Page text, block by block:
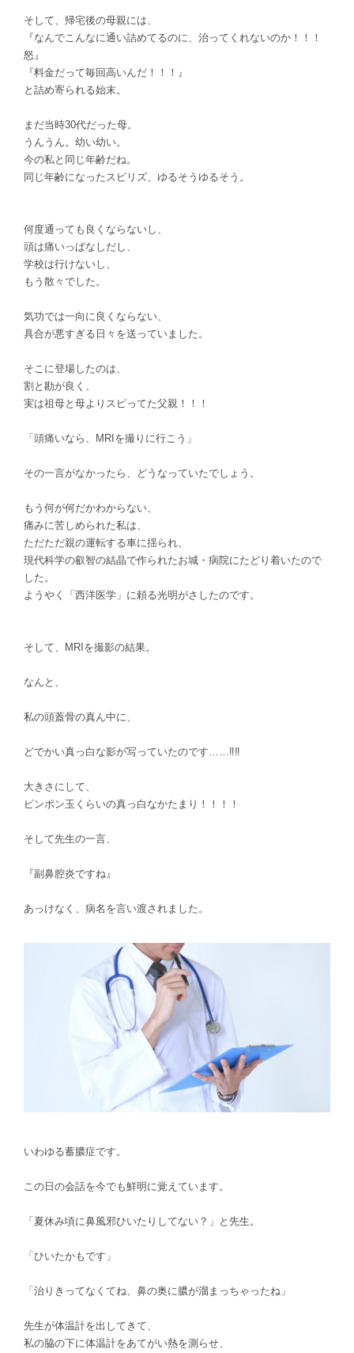
そして、帰宅後の母親には、
『なんでこんなに通い詰めてるのに、治ってくれないのか！！！
怒』
『料金だって毎回高いんだ！！！』
と詰め寄られる始末。
まだ当時30代だった母。
うんうん。幼い幼い。
今の私と同じ年齢だね。
同じ年齢になったスピリズ、ゆるそうゆるそう。
何度通っても良くならないし、
頭は痛いっぱなしだし、
学校は行けないし、
もう散々でした。
気功では一向に良くならない、
具合が悪すぎる日々を送っていました。
そこに登場したのは、
割と勘が良く、
実は祖母と母よりスピってた父親！！！
「頭痛いなら、MRIを撮りに行こう」
その一言がなかったら、どうなっていたでしょう。
もう何が何だかわからない、
痛みに苦しめられた私は、
ただただ親の運転する車に揺られ、
現代科学の叡智の結晶で作られたお城・病院にたどり着いたので
した。
ようやく「西洋医学」に頼る光明がさしたのです。
そして、MRIを撮影の結果。
なんと、
私の頭蓋骨の真ん中に、
どでかい真っ白な影が写っていたのです……‼︎‼︎
大きさにして、
ピンポン玉くらいの真っ白なかたまり！！！！
そして先生の一言、
『副鼻腔炎ですね』
あっけなく、病名を言い渡されました。
いわゆる蓄膿症です。
この日の会話を今でも鮮明に覚えています。
「夏休み頃に鼻風邪ひいたりしてない？」と先生。
「ひいたかもです」
「治りきってなくてね、鼻の奥に膿が溜まっちゃったね」
先生が体温計を出してきて、
私の脇の下に体温計をあてがい熱を測らせ、